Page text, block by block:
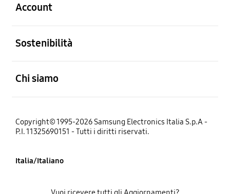
Account
Sostenibilità
Chi siamo
Copyright© 1995-2026 Samsung Electronics Italia S.p.A -
P.I. 11325690151 - Tutti i diritti riservati.
Italia/Italiano